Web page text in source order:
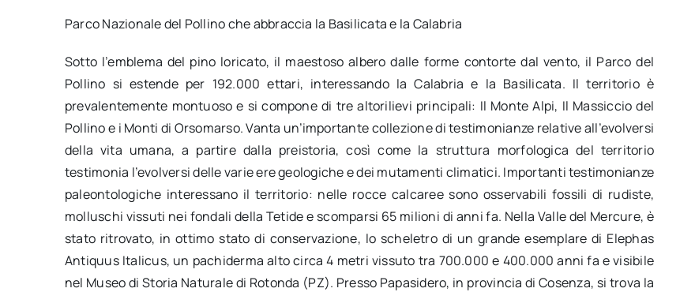
Parco Nazionale del Pollino che abbraccia la Basilicata e la Calabria
Sotto l’emblema del pino loricato, il maestoso albero dalle forme contorte dal vento, il Parco del
Pollino si estende per 192.000 ettari, interessando la Calabria e la Basilicata. Il territorio è
prevalentemente montuoso e si compone di tre altorilievi principali: Il Monte Alpi, Il Massiccio del
Pollino e i Monti di Orsomarso. Vanta un’importante collezione di testimonianze relative all’evolversi
della vita umana, a partire dalla preistoria, così come la struttura morfologica del territorio
testimonia l’evolversi delle varie ere geologiche e dei mutamenti climatici. Importanti testimonianze
paleontologiche interessano il territorio: nelle rocce calcaree sono osservabili fossili di rudiste,
molluschi vissuti nei fondali della Tetide e scomparsi 65 milioni di anni fa. Nella Valle del Mercure, è
stato ritrovato, in ottimo stato di conservazione, lo scheletro di un grande esemplare di Elephas
Antiquus Italicus, un pachiderma alto circa 4 metri vissuto tra 700.000 e 400.000 anni fa e visibile
nel Museo di Storia Naturale di Rotonda (PZ). Presso Papasidero, in provincia di Cosenza, si trova la